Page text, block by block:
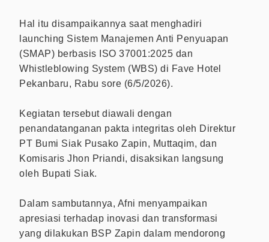
Hal itu disampaikannya saat menghadiri
launching Sistem Manajemen Anti Penyuapan
(SMAP) berbasis ISO 37001:2025 dan
Whistleblowing System (WBS) di Fave Hotel
Pekanbaru, Rabu sore (6/5/2026).
Kegiatan tersebut diawali dengan
penandatanganan pakta integritas oleh Direktur
PT Bumi Siak Pusako Zapin, Muttaqim, dan
Komisaris Jhon Priandi, disaksikan langsung
oleh Bupati Siak.
Dalam sambutannya, Afni menyampaikan
apresiasi terhadap inovasi dan transformasi
yang dilakukan BSP Zapin dalam mendorong